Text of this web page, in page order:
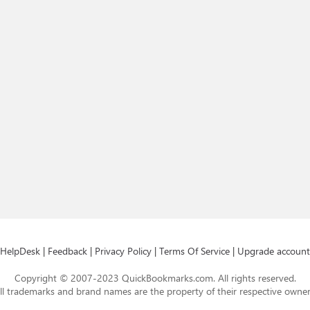
HelpDesk | Feedback | Privacy Policy | Terms Of Service | Upgrade account
Copyright © 2007-2023 QuickBookmarks.com. All rights reserved.
trademarks and brand names are the property of their respective